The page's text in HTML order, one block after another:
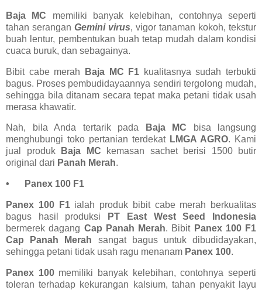
Baja MC memiliki banyak kelebihan, contohnya seperti
tahan serangan Gemini virus, vigor tanaman kokoh, tekstur
buah lentur, pembentukan buah tetap mudah dalam kondisi
cuaca buruk, dan sebagainya.
Bibit cabe merah Baja MC F1 kualitasnya sudah terbukti
bagus. Proses pembudidayaannya sendiri tergolong mudah,
sehingga bila ditanam secara tepat maka petani tidak usah
merasa khawatir.
Nah, bila Anda tertarik pada Baja MC bisa langsung
menghubungi toko pertanian terdekat LMGA AGRO. Kami
jual produk
Baja MC kemasan sachet berisi 1500 butir
original dari Panah Merah.
• Panex 100 F1
Panex 100 F1ialah produk bibit cabe merah berkualitas
bagus hasil produksi
PT East West Seed Indonesia
bermerek dagang Cap Panah Merah. Bibit Panex 100 F1
Cap Panah Merah sangat bagus untuk dibudidayakan,
sehingga petani tidak usah ragu menanam Panex 100.
Panex 100memiliki banyak kelebihan, contohnya seperti
toleran terhadap kekurangan kalsium, tahan penyakit layu